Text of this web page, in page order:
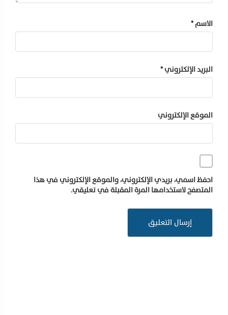
الاسم*
البريد الإلكتروني*
الموقع الإلكتروني
احفظ اسمي، بريدي الإلكتروني، والموقع الإلكتروني في هذا
المتصفح لاستخدامها المرة المقبلة في تعليقي.